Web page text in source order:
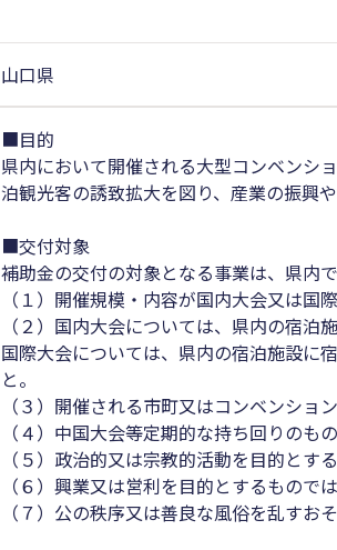
山口県
■目的
県内において開催される大型コンベンシ
泊観光客の誘致拡大を図り、産業の振興
■交付対象
補助金の交付の対象となる事業は、県内
（１）開催規模・内容が国内大会又は国
（２）国内大会については、県内の宿泊
国際大会については、県内の宿泊施設に
と。
（３）開催される市町又はコンベンショ
（４）中国大会等定期的な持ち回りのも
（５）政治的又は宗教的活動を目的とす
（６）興業又は営利を目的とするもので
（７）公の秩序又は善良な風俗を乱すお